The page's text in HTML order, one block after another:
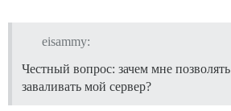
eisammy:
Честный вопрос: зачем мне
заваливать мой сервер?